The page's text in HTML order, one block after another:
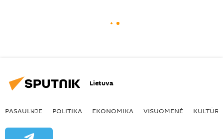
Lietuva
PASAULYJE POLITIKA EKONOMIKA VISUOMENĖ KULTŪRA